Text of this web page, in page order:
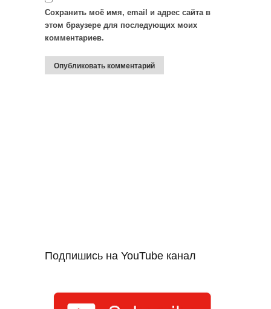
Сохранить моё имя, email и адрес сайта в
этом браузере для последующих моих
комментариев.
Подпишись на YouTube канал